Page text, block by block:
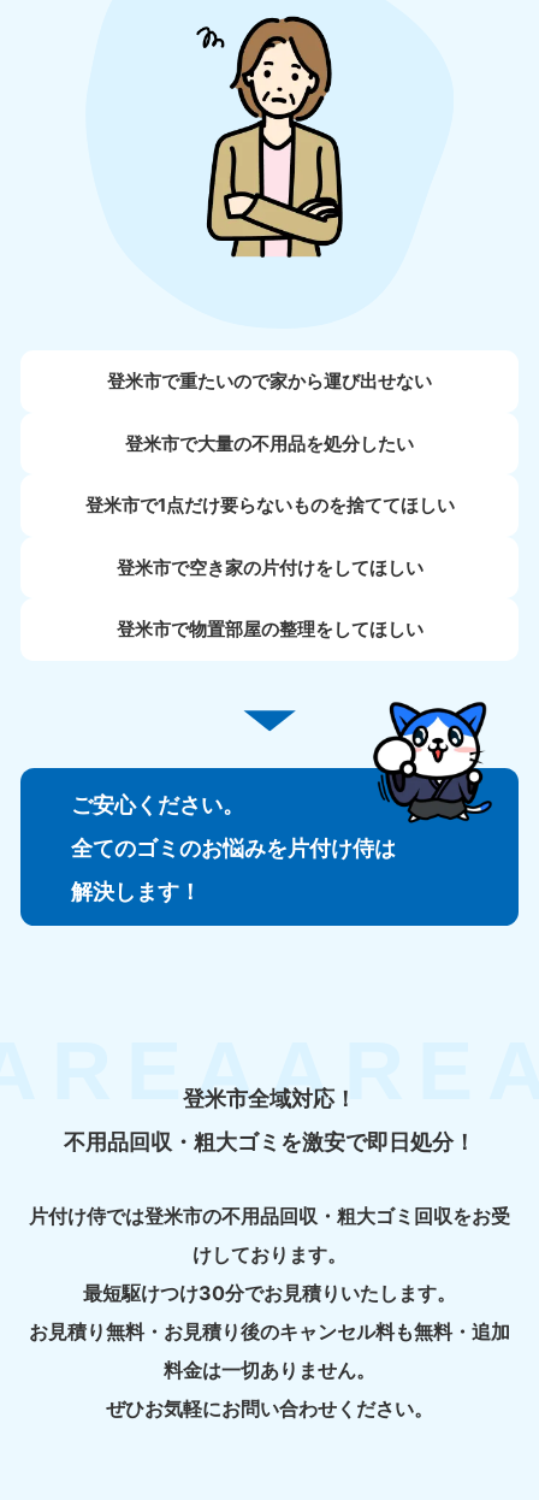
登米市で重たいので家から運び出せない
登米市で大量の不用品を処分したい
登米市で1点だけ要らないものを捨ててほしい
登米市で空き家の片付けをしてほしい
登米市で物置部屋の整理をしてほしい
ご安心ください。
全てのゴミのお悩みを片付け侍は
解決します！
登米市全域対応！
不用品回収・粗大ゴミを激安で即日処分！
片付け侍では登米市の不用品回収・粗大ゴミ回収をお受
けしております。
最短駆けつけ30分でお見積りいたします。
お見積り無料・お見積り後のキャンセル料も無料・追加
料金は一切ありません。
ぜひお気軽にお問い合わせください。